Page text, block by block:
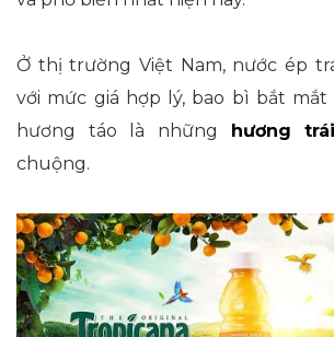
Ở thị trường Việt Nam, nước ép
với mức giá hợp lý, bao bì bắt
hương táo là những
hương
chuộng.